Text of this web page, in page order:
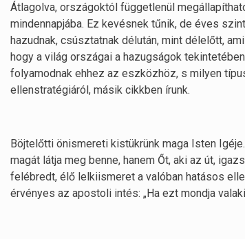
Átlagolva, országoktól függetlenül
mindennapjába. Ez kevésnek tűnik, de éves
hazudnak, csúsztatnak délután, mint délelőtt,
hogy a világ országai a hazugságok
folyamodnak ehhez az eszközhöz, s milyen
ellenstratégiáról, másik cikkben írunk.
Böjtelőtti önismereti kistükrünk maga Isten
magát látja meg benne, hanem Őt, aki az út,
felébredt, élő lelkiismeret a valóban hatásos
érvényes az apostoli intés: „Ha ezt mondja